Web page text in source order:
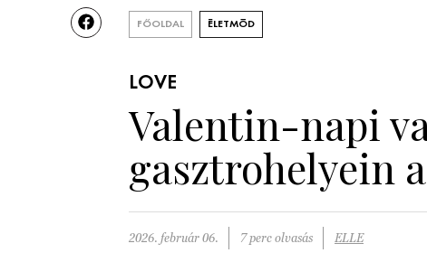
FŐOLDAL ÉLETMÓD
LOVE
Valentin-napi
gasztrohelyein
2026. február 06. 7 perc olvasás ELLE